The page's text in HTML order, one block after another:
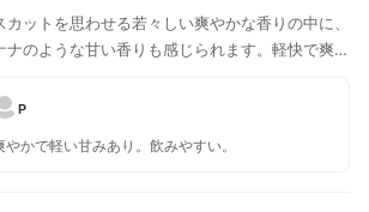
カットを思わせる若々しい爽やかな香りの中に、
ナのような甘い香りも感じられます。軽快で爽や
と味が特長です。
P
やかで軽い甘みあり。飲みやすい。